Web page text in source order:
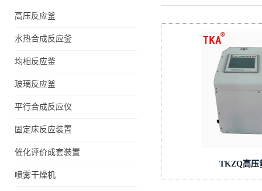
高压反应釜
水热合成反应釜
均相反应釜
玻璃反应釜
平行合成反应仪
固定床反应装置
催化评价成套装置
喷雾干燥机
TKZQ高压